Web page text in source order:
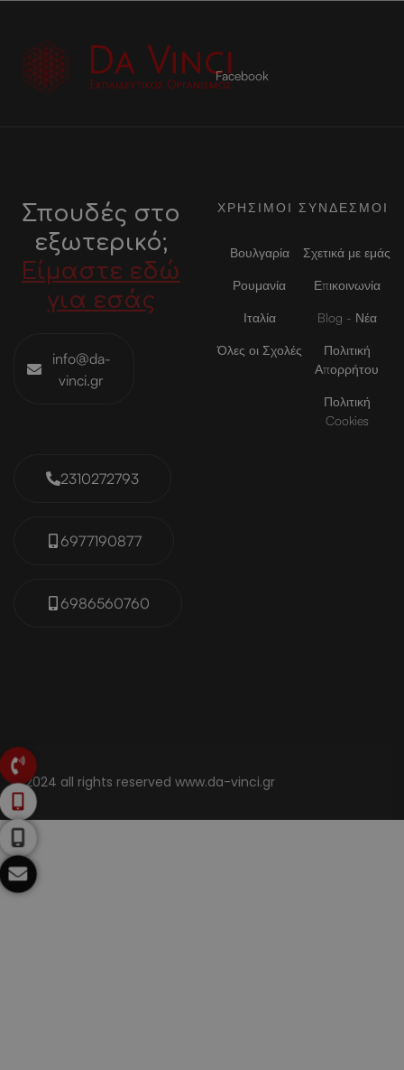
Facebook
Σπουδές στο
εξωτερικό;
Είμαστε εδώ
για εσάς
info@da-
vinci.gr
2310272793
6977190877
6986560760
ΧΡΗΣΙΜΟΙ ΣΥΝΔΕΣΜΟΙ
Βουλγαρία
Ρουμανία
Ιταλία
Όλες οι Σχολές
Σχετικά με εμάς
Επικοινωνία
Blog - Νέα
Πολιτική
Απορρήτου
Πολιτική
Cookies
© 2024 all rights reserved www.da-vinci.gr